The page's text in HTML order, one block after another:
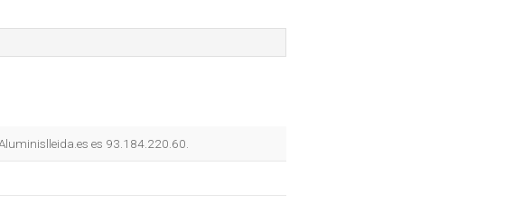
es 93.184.220.60.